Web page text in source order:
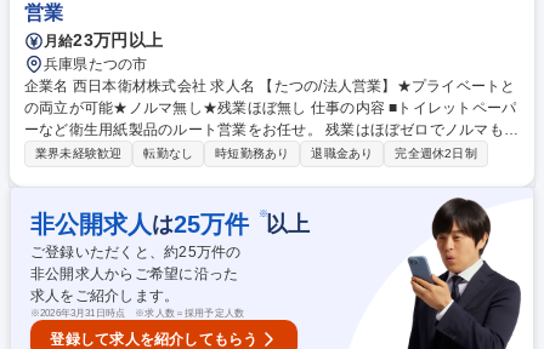
営業
月給23万円以上
兵庫県たつの市
企業名 西日本衛材株式会社 求人名 【たつの/法人営業】★プライベートと
の両立が可能★ノルマ無し★残業ほぼ無し 仕事の内容 ■トイレットペーパ
ーなど衛生用紙製品のルート営業をお任せ。 残業はほぼゼロでノルマもご
ざいませんので働きやすい環境です。 （取引先）大手量販店の本部や生
を行う当社のシステムは、多くの企業、官公庁及び地方自治体に広く利用
されています。 【出張】担当エリアによってはほぼございませんが、基本
的に月2～3回程1泊2日程度の出張有。（担当エリア）関西～中四国の中
でエリアを区分。 【働く環境】有給制度や産休・育休・時短制度も整いW
LB◎！また、現場を大切にする志向、意見が言いやすい風通しの良い社風
です! 募集職種 【たつの/法人営業】★プライベートとの両立が可能★ノル
マ無し★残業ほぼ無し
業界未経験歓迎 転勤なし 時短勤務あり 退職金あり 完全週休2日制
非公開求人 は25万件 ※以上
ご登録いただくと、約25万件の
非公開求人からご希望に沿った
求人をご紹介します。
※2026年3月31日時点 ※求人数＝採用予定人数
登録して求人を紹介してもらう